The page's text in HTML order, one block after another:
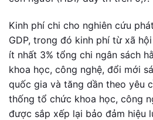
Kinh phí chi cho nghiên cứu
GDP, trong đó kinh phí từ xã
ít nhất 3% tổng chi ngân sách
khoa học, công nghệ, đổi mới
quốc gia và tăng dần theo yêu
thống tổ chức khoa học, công
được sắp xếp lại bảo đảm hiệu